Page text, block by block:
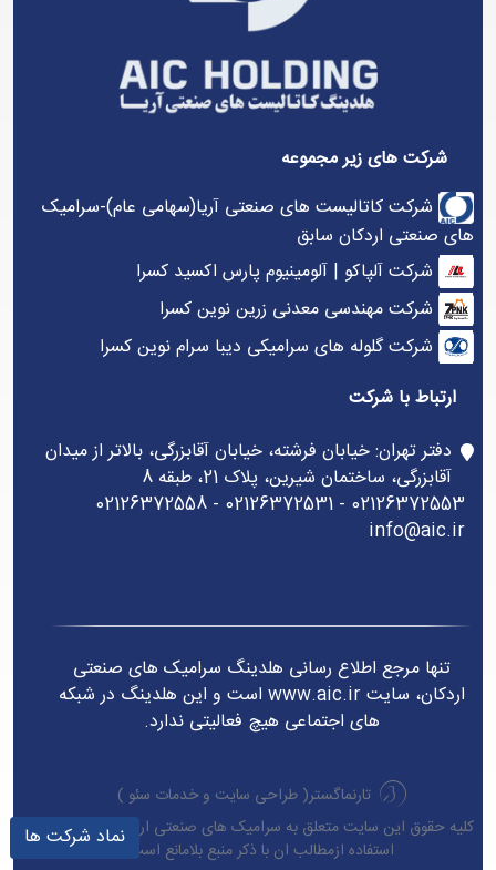
نماد شرکت ها
شرکت های زیر مجموعه
شرکت کاتالیست های صنعتی آریا(سهامی عام)-سرامیک
های صنعتی اردکان سابق
شرکت آلپاکو | آلومینیوم پارس اکسید کسرا
شرکت مهندسی معدنی زرین نوین کسرا
شرکت گلوله های سرامیکی دیبا سرام نوین کسرا
ارتباط با شرکت
دفتر تهران: خیابان فرشته، خیابان آقابزرگی، بالاتر از میدان
آقابزرگی، ساختمان شیرین، پلاک 21، طبقه 8
02126372553 - 02126372531 - 02126372558
info@aic.ir
تنها مرجع اطلاع رسانی هلدینگ سرامیک های صنعتی
اردکان، سایت www.aic.ir است و این هلدینگ در شبکه
های اجتماعی هیچ فعالیتی ندارد.
تارنماگستر(طراحی سایت وخدمات سئو )
کلیه حقوق این سایت متعلق به سرامیک های صنعتی اردکان می باشد.
استفاده ازمطالب ان با ذکر منبع بلامانع است